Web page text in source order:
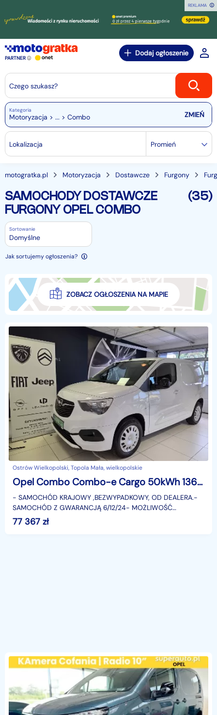
REKLAMA
PARTNER
Dodaj ogłoszenie
Czego szukasz?
Kategoria
Motoryzacja > ... > Combo
Lokalizacja Promień
motogratka.pl Motoryzacja Dostawcze Furgony
SAMOCHODY DOSTAWCZE
FURGONY OPEL COMBO
(35)
Sortowanie
Domyślne
Jak sortujemy ogłoszenia?
ZOBACZ OGŁOSZENIA NA MAPIE
Ostrów Wielkopolski, Topola Mała, wielkopolskie
Opel Combo Combo-e Cargo 50kWh 136KM SalonPL Gwarancja Dealer
- SAMOCHÓD KRAJOWY ,BEZWYPADKOWY, OD DEALERA.-
SAMOCHÓD Z GWARANCJĄ 6/12/24- MOŻLIWOŚĆ
LEASINGU 101,8% LUB KREDYTU 50/50 0% / 60/40 0%/
3X33% 4%- FAKTURA VAT 23
77 367 zł